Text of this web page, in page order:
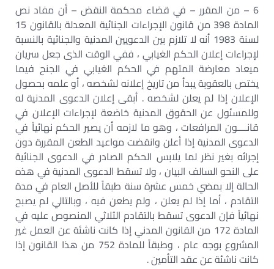
6 – من المقرر – في قضاء محكمة النقض – أن مفاد نص
المادة 398 من قانون الإجراءات الجنائية المعدلة بالقانون 15
لسنة 1983 أنه لا تلازم بين الدعويين المدنية والجنائية بالنسبة
لإجراءات إعلان الحكم الغيابي ، ففي الوقت الذى جعل سريان
ميعاد معارضة المتهم في الحكم الغيابي في الجنح فيما
يختص بالعقوبة يبدأ من تاريخ إعلانه لشخصه ، أو علمه بحصول
الإعلان إذا لم يعلن لشخصه . أبقى إعلان الدعوى المدنية له
وللمسئول عن الحقوق المدنية خاضعة لإجراءات الإعلان في
قانــــون المرافعات ، وهو ما لازمه أن يصير الحكم نهائياً في
الدعوى المدنية إذا أعلن وانقضت مواعيد الطعن المقررة دون
إجرائه بغير نظر لما يلابس الحكم الصادر في الدعوى الجنائية
على النحو السالف البيان ، ولا تسقط الدعوى المدنية في هذه
الحالة إلا بمضي خمس عشرة سنة طبقاً للأصل العام في مدة
التقادم ، أما إذا لم يعلن ، ولم يطعن فيه ، وبالتالي لم يصبح
نهائياً فإن الدعوى تسقط بالتقادم الثلاثي المنصوص عليه في
المادة 172 من القانون المدني إذا كانت ناشئة عن العمل غير
المشروع بوجه عام ، وطبقاً للمادة 752 من هذا القانون إذا
كانت ناشئة عن عقد التأمين .